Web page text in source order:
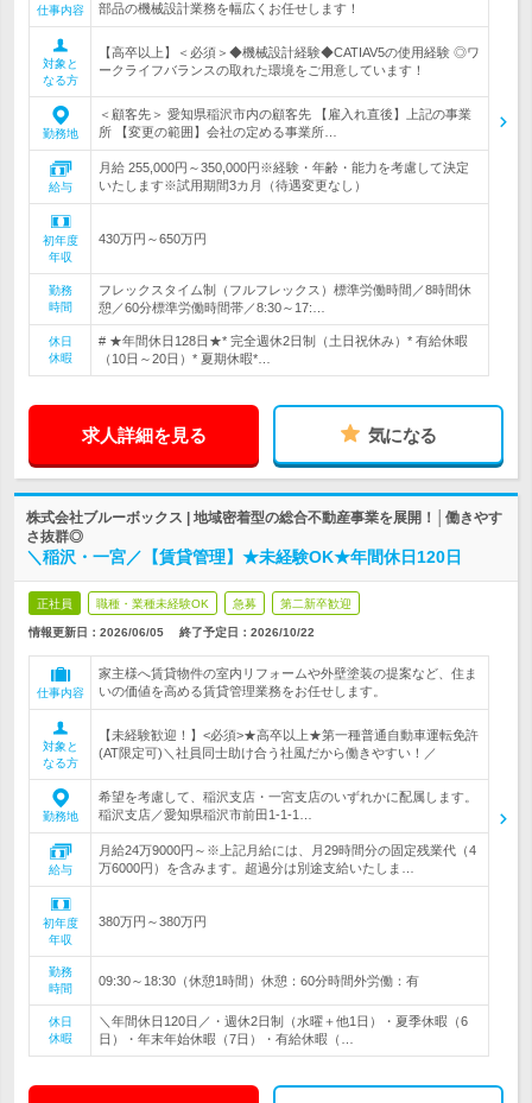
仕事内容
部品の機械設計業務を幅広くお任せします！
対象と
なる方
【高卒以上】＜必須＞◆機械設計経験◆CATIAV5の使用経験 ◎ワ
ークライフバランスの取れた環境をご用意しています！
勤務地
＜顧客先＞ 愛知県稲沢市内の顧客先 【雇入れ直後】上記の事業
所 【変更の範囲】会社の定める事業所…
給与
月給 255,000円～350,000円※経験・年齢・能力を考慮して決定
いたします※試用期間3カ月（待遇変更なし）
初年度
年収
430万円～650万円
勤務
時間
フレックスタイム制（フルフレックス）標準労働時間／8時間休
憩／60分標準労働時間帯／8:30～17:…
休日
休暇
# ★年間休日128日★* 完全週休2日制（土日祝休み）* 有給休暇
（10日～20日）* 夏期休暇*…
求人詳細を見る 気になる
株式会社ブルーボックス | 地域密着型の総合不動産事業を展開！│働きやす
さ抜群◎
＼稲沢・一宮／【賃貸管理】★未経験OK★年間休日120日
正社員 職種・業種未経験OK 急募 第二新卒歓迎
情報更新日：2026/06/05 終了予定日： 2026/10/22
仕事内容
家主様へ賃貸物件の室内リフォームや外壁塗装の提案など、住ま
いの価値を高める賃貸管理業務をお任せします。
対象と
なる方
【未経験歓迎！】<必須>★高卒以上★第一種普通自動車運転免許
(AT限定可)＼社員同士助け合う社風だから働きやすい！／
勤務地
希望を考慮して、稲沢支店・一宮支店のいずれかに配属します。
稲沢支店／愛知県稲沢市前田1-1-1…
給与
月給24万9000円～※上記月給には、月29時間分の固定残業代（4
万6000円）を含みます。超過分は別途支給いたしま…
初年度
年収
380万円～380万円
勤務
時間
09:30～18:30（休憩1時間）休憩：60分時間外労働：有
休日
休暇
＼年間休日120日／・週休2日制（水曜＋他1日）・夏季休暇（6
日）・年末年始休暇（7日）・有給休暇（…